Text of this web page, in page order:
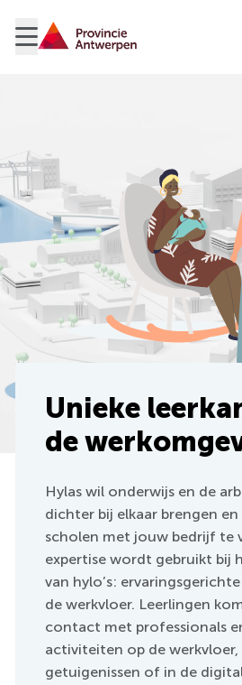
Unieke
de
Hylas wil onderwijs en de
dichter bij elkaar brengen
scholen met jouw bedrijf te
expertise wordt gebruikt bij
van hylo’s:
de werkvloer. Leerlingen
contact met professionals
activiteiten op de werkvloer,
getuigenissen of in de